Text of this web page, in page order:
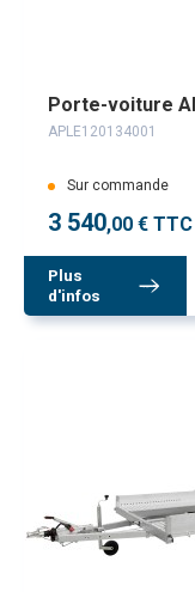
Porte-voiture
APLE120134001
Sur commande
3 540,00 € TTC
Plus
d'infos